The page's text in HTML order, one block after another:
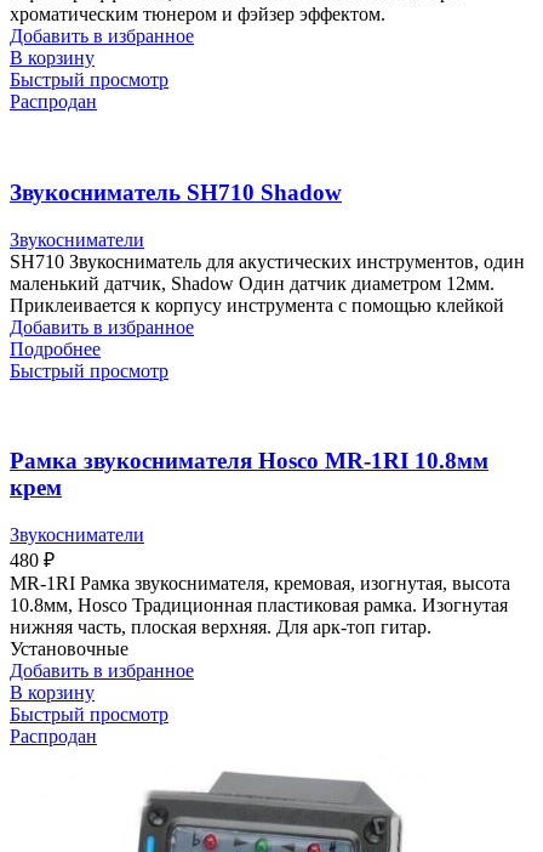
хроматическим тюнером и фэйзер эффектом.
Добавить в избранное
В корзину
Быстрый просмотр
Распродан
Звукосниматель SH710 Shadow
Звукосниматели
SH710 Звукосниматель для акустических инструментов, один
маленький датчик, Shadow Один датчик диаметром 12мм.
Приклеивается к корпусу инструмента с помощью клейкой
Добавить в избранное
Подробнее
Быстрый просмотр
Рамка звукоснимателя Hosco MR-1RI 10.8мм
крем
Звукосниматели
480 ₽
MR-1RI Рамка звукоснимателя, кремовая, изогнутая, высота
10.8мм, Hosco Традиционная пластиковая рамка. Изогнутая
нижняя часть, плоская верхняя. Для арк-топ гитар.
Установочные
Добавить в избранное
В корзину
Быстрый просмотр
Распродан